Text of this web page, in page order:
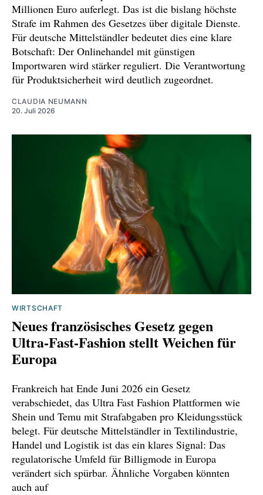
Millionen Euro auferlegt. Das ist die bislang höchste
Strafe im Rahmen des Gesetzes über digitale Dienste.
Für deutsche Mittelständler bedeutet dies eine klare
Botschaft: Der Onlinehandel mit günstigen
Importwaren wird stärker reguliert. Die Verantwortung
für Produktsicherheit wird deutlich zugeordnet.
CLAUDIA NEUMANN
20. Juli 2026
WIRTSCHAFT
Neues französisches Gesetz gegen
Ultra-Fast-Fashion stellt Weichen für
Europa
Frankreich hat Ende Juni 2026 ein Gesetz
verabschiedet, das Ultra Fast Fashion Plattformen wie
Shein und Temu mit Strafabgaben pro Kleidungsstück
belegt. Für deutsche Mittelständler in Textilindustrie,
Handel und Logistik ist das ein klares Signal: Das
regulatorische Umfeld für Billigmode in Europa
verändert sich spürbar. Ähnliche Vorgaben könnten
auch auf